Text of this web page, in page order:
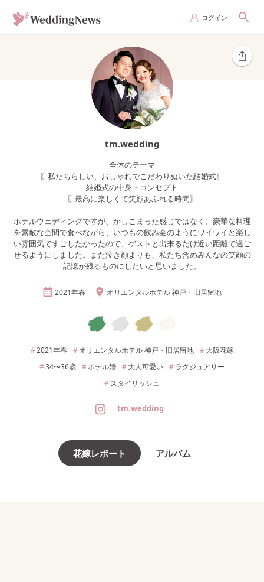
ログイン
__tm.wedding__
全体のテーマ
〖私たちらしい、おしゃれでこだわりぬいた結婚式〗
結婚式の中身・コンセプト
〖最高に楽しくて笑顔あふれる時間〗
ホテルウェディングですが、かしこまった感じではなく、豪華な料理
を素敵な空間で食べながら、いつもの飲み会のようにワイワイと楽し
い雰囲気ですごしたかったので、ゲストと出来るだけ近い距離で過ご
せるようにしました。また泣き顔よりも、私たち含めみんなの笑顔の
記憶が残るものにしたいと思いました。
2021年春 オリエンタルホテル 神戸・旧居留地
2021年春 オリエンタルホテル 神戸・旧居留地 大阪花嫁
34〜36歳 ホテル婚 大人可愛い
ラグジュアリー
スタイリッシュ
__tm.wedding__
花嫁レポート アルバム